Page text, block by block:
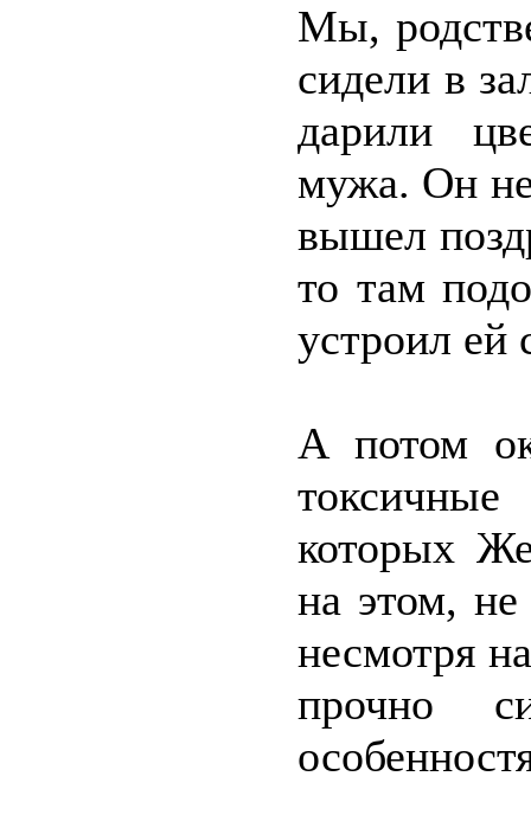
Мы,
сидели в
дарили
мужа. Он не
вышел
то там
устроил ей
А потом
которых
на этом, не
несмотря
прочно